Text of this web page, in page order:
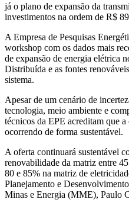
já o plano de expansão da
investimentos na ordem de R$
A Empresa de Pesquisas
workshop com os dados mais
de expansão de energia elétrica
Distribuída e as fontes
sistema.
Apesar de um cenário de
tecnologia, meio ambiente e
técnicos da EPE acreditam que
ocorrendo de forma sustentável.
A oferta continuará sustentável
renovabilidade da matriz entre
80 e 85% na matriz de
Planejamento e
Minas e Energia (MME), Paulo